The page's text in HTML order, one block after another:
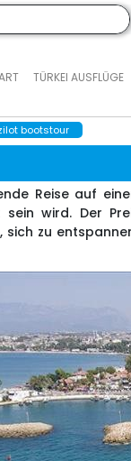
TÜRKEI AUSFLÜGE
bootstour
Reise auf
sein wird. Der
zu